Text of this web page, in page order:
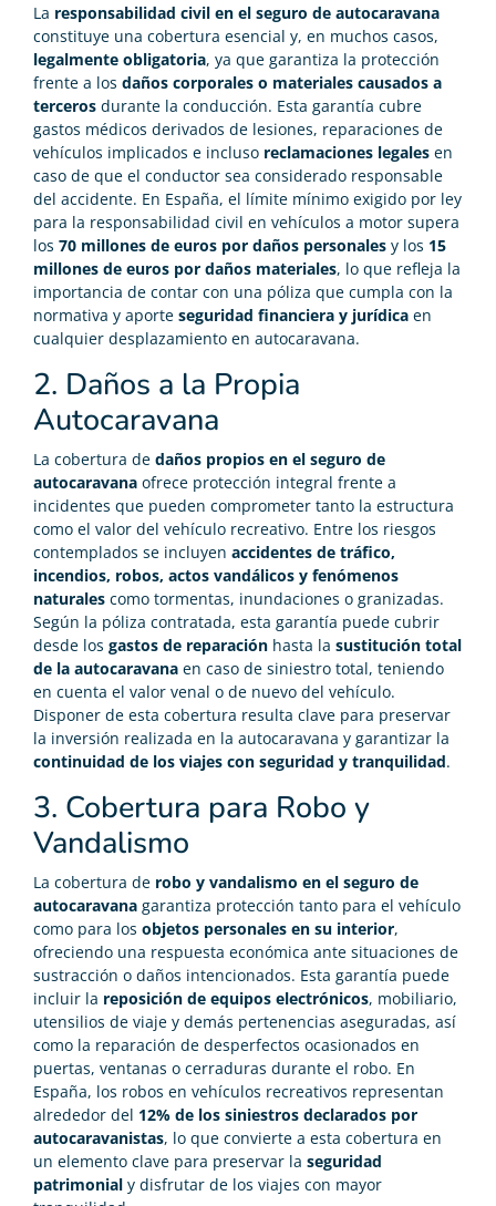
La responsabilidad civil en el seguro de autocaravana
constituye una cobertura esencial y, en muchos casos,
legalmente obligatoria, ya que garantiza la protección
frente a los daños corporales o materiales causados a
terceros durante la conducción. Esta garantía cubre
gastos médicos derivados de lesiones, reparaciones de
vehículos implicados e incluso reclamaciones legales en
caso de que el conductor sea considerado responsable
del accidente. En España, el límite mínimo exigido por ley
para la responsabilidad civil en vehículos a motor supera
los 70 millones de euros por daños personales y los 15
millones de euros por daños materiales, lo que refleja la
importancia de contar con una póliza que cumpla con la
normativa y aporte seguridad financiera y jurídica en
cualquier desplazamiento en autocaravana.
2. Daños a la Propia
Autocaravana
La cobertura de daños propios en el seguro de
autocaravana ofrece protección integral frente a
incidentes que pueden comprometer tanto la estructura
como el valor del vehículo recreativo. Entre los riesgos
contemplados se incluyen accidentes de tráfico,
incendios, robos, actos vandálicos y fenómenos
naturales como tormentas, inundaciones o granizadas.
Según la póliza contratada, esta garantía puede cubrir
desde los gastos de reparación hasta la sustitución total
de la autocaravana en caso de siniestro total, teniendo
en cuenta el valor venal o de nuevo del vehículo.
Disponer de esta cobertura resulta clave para preservar
la inversión realizada en la autocaravana y garantizar la
continuidad de los viajes con seguridad y tranquilidad.
3. Cobertura para Robo y
Vandalismo
La cobertura de robo y vandalismo en el seguro de
autocaravana garantiza protección tanto para el vehículo
como para los objetos personales en su interior,
ofreciendo una respuesta económica ante situaciones de
sustracción o daños intencionados. Esta garantía puede
incluir la reposición de equipos electrónicos, mobiliario,
utensilios de viaje y demás pertenencias aseguradas, así
como la reparación de desperfectos ocasionados en
puertas, ventanas o cerraduras durante el robo. En
España, los robos en vehículos recreativos representan
alrededor del 12% de los siniestros declarados por
autocaravanistas, lo que convierte a esta cobertura en
un elemento clave para preservar la seguridad
patrimonial y disfrutar de los viajes con mayor